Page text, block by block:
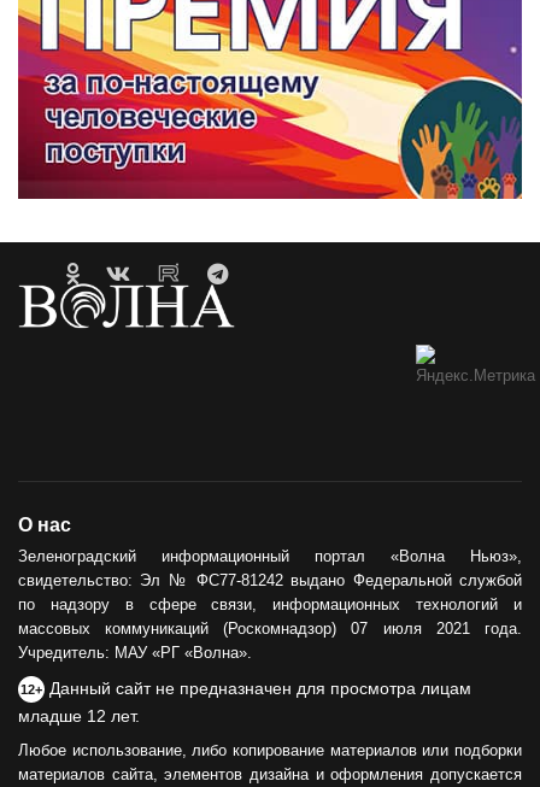
О нас
Зеленоградский информационный портал «Волна Ньюз»,
свидетельство: Эл № ФС77-81242 выдано Федеральной службой
по надзору в сфере связи, информационных технологий и
массовых коммуникаций (Роскомнадзор) 07 июля 2021 года.
Учредитель: МАУ «РГ «Волна».
12+ Данный сайт не предназначен для просмотра лицам
младше 12 лет.
Любое использование, либо копирование материалов или подборки
материалов сайта, элементов дизайна и оформления допускается